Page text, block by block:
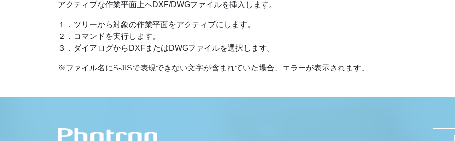
アクティブな作業平面上へDXF/DWGファイルを挿入します。
１．ツリーから対象の作業平面をアクティブにします。
２．コマンドを実行します。
３．ダイアログからDXFまたはDWGファイルを選択します。
※ファイル名にS-JISで表現できない文字が含まれていた場合、エラーが表示されます。